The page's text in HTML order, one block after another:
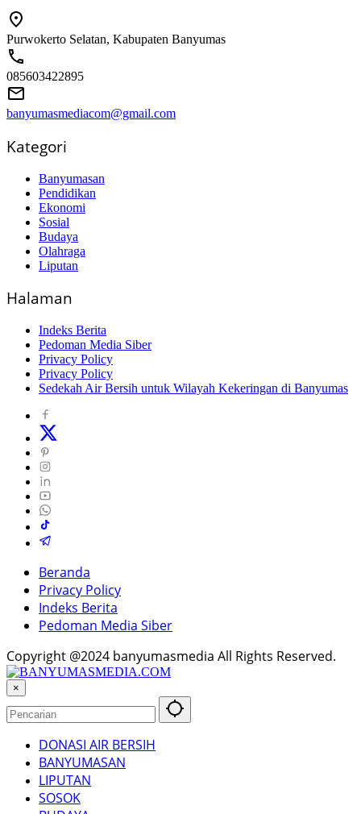
Purwokerto Selatan, Kabupaten Banyumas
085603422895
banyumasmediacom@gmail.com
Kategori
Banyumasan
Pendidikan
Ekonomi
Sosial
Budaya
Olahraga
Liputan
Halaman
Indeks Berita
Pedoman Media Siber
Privacy Policy
Privacy Policy
Sedekah Air Bersih untuk Wilayah Kekeringan di Banyumas
Beranda
Privacy Policy
Indeks Berita
Pedoman Media Siber
Copyright @2024 banyumasmedia All Rights Reserved.
×
DONASI AIR BERSIH
BANYUMASAN
LIPUTAN
SOSOK